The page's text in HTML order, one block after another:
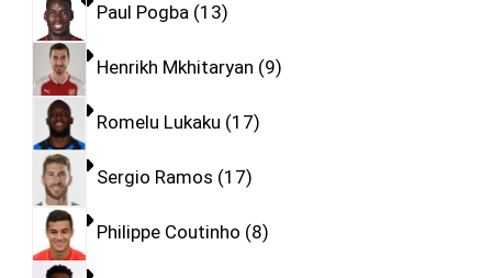
Paul Pogba 13
Henrikh Mkhitaryan 9
Romelu Lukaku 17
Sergio Ramos 17
Philippe Coutinho 8